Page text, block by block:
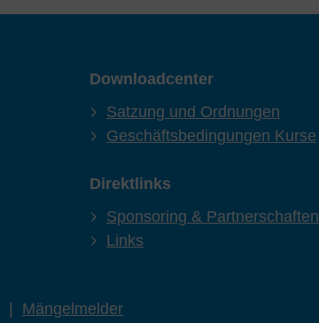
Downloadcenter
Satzung und Ordnungen
Geschäftsbedingungen Kurse
Direktlinks
Sponsoring & Partnerschaften
Links
Mängelmelder